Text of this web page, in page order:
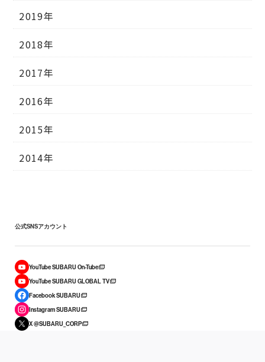
2019年
2018年
2017年
2016年
2015年
2014年
公式SNSアカウント
YouTube SUBARU On-Tube
YouTube SUBARU GLOBAL TV
Facebook SUBARU
Instagram SUBARU
X @SUBARU_CORP